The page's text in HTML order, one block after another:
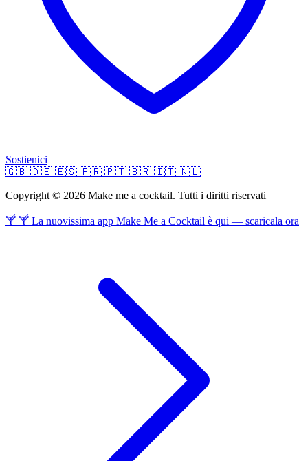
Sostienici
🇬🇧 🇩🇪 🇪🇸 🇫🇷 🇵🇹 🇧🇷 🇮🇹 🇳🇱
Copyright © 2026 Make me a cocktail. Tutti i diritti riservati
🍸 🍸 La nuovissima app Make Me a Cocktail è qui — scaricala ora